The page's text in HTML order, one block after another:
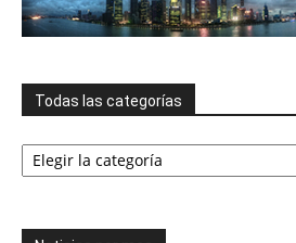
Todas las categorías
Todas
las